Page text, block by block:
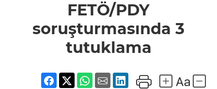
FETÖ/PDY
soruşturmasında 3
tutuklama